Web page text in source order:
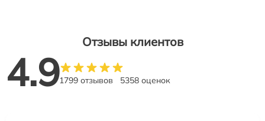
Отзывы клиентов
4.91799 отзывов 5358 оценок